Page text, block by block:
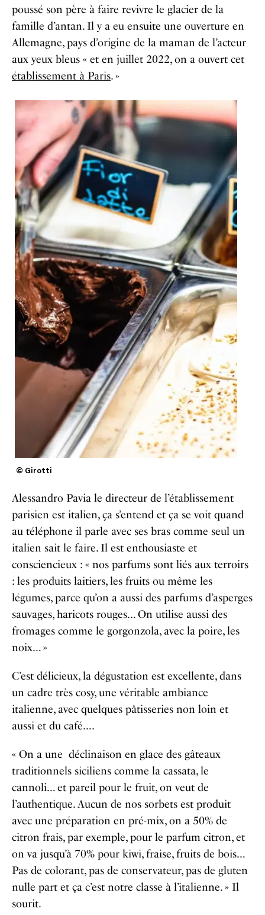
poussé son père à faire revivre le glacier de la
famille d’antan. Il y a eu ensuite une ouverture en
Allemagne, pays d’origine de la maman de l’acteur
aux yeux bleus « et en juillet 2022, on a ouvert cet
établissement à Paris. »
© Girotti
Alessandro Pavia le directeur de l’établissement
parisien est italien, ça s’entend et ça se voit quand
au téléphone il parle avec ses bras comme seul un
italien sait le faire. Il est enthousiaste et
consciencieux : « nos parfums sont liés aux terroirs
: les produits laitiers, les fruits ou même les
légumes, parce qu’on a aussi des parfums d’asperges
sauvages, haricots rouges… On utilise aussi des
fromages comme le gorgonzola, avec la poire, les
noix… »
C’est délicieux, la dégustation est excellente, dans
un cadre très cosy, une véritable ambiance
italienne, avec quelques pâtisseries non loin et
aussi et du café….
« On a une déclinaison en glace des gâteaux
traditionnels siciliens comme la cassata, le
cannoli… et pareil pour le fruit, on veut de
l’authentique. Aucun de nos sorbets est produit
avec une préparation en pré-mix, on a 50% de
citron frais, par exemple, pour le parfum citron, et
on va jusqu’à 70% pour kiwi, fraise, fruits de bois…
Pas de colorant, pas de conservateur, pas de gluten
nulle part et ça c’est notre classe à l’italienne. » Il
sourit.